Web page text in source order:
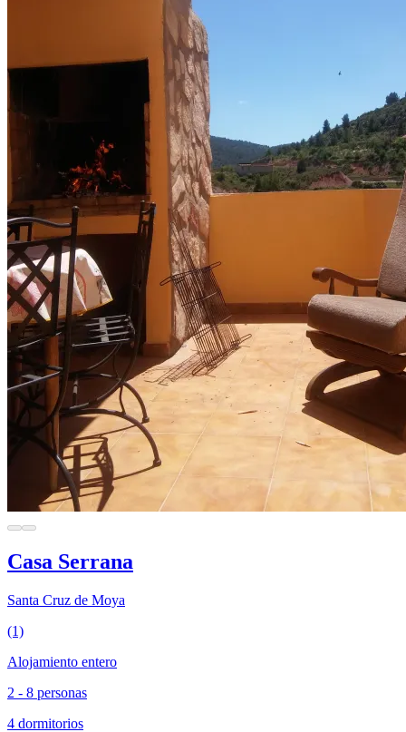
Casa Serrana
Santa Cruz de Moya
(1)
Alojamiento entero
2 - 8 personas
4 dormitorios